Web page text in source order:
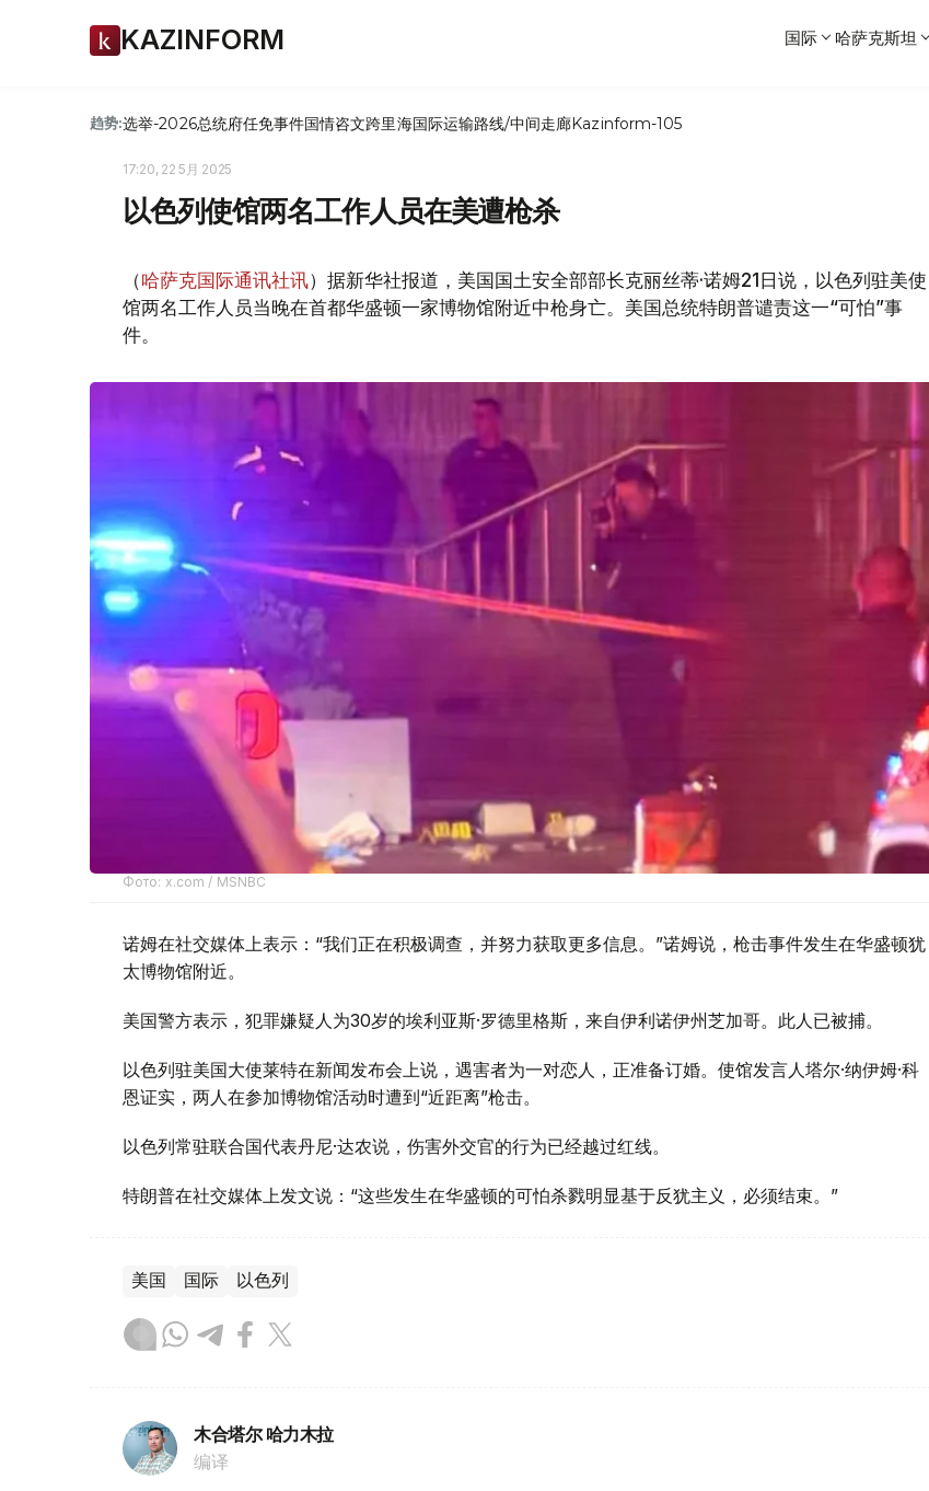
KAZINFORM 国际 哈萨克斯坦
趋势:选举-2026总统府任免事件国情咨文跨里海国际运输路线/中间走廊Kazinform-105
17:20, 22 5月 2025
以色列使馆两名工作人员在美遭枪杀
（哈萨克国际通讯社讯）据新华社报道，美国国土安全部部长克丽丝蒂·诺姆21日说，以色列驻美使
馆两名工作人员当晚在首都华盛顿一家博物馆附近中枪身亡。美国总统特朗普谴责这一“可怕”事
件。
Фото: x.com / MSNBC
诺姆在社交媒体上表示：“我们正在积极调查，并努力获取更多信息。”诺姆说，枪击事件发生在华盛顿犹
太博物馆附近。
美国警方表示，犯罪嫌疑人为30岁的埃利亚斯·罗德里格斯，来自伊利诺伊州芝加哥。此人已被捕。
以色列驻美国大使莱特在新闻发布会上说，遇害者为一对恋人，正准备订婚。使馆发言人塔尔·纳伊姆·科
恩证实，两人在参加博物馆活动时遭到“近距离”枪击。
以色列常驻联合国代表丹尼·达农说，伤害外交官的行为已经越过红线。
特朗普在社交媒体上发文说：“这些发生在华盛顿的可怕杀戮明显基于反犹主义，必须结束。”
美国 国际 以色列
木合塔尔 哈力木拉
编译